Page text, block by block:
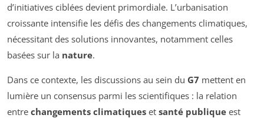
d’initiatives ciblées devient primordiale. L’urbanisation
croissante intensifie les défis des changements climatiques,
nécessitant des solutions innovantes, notamment celles
basées sur la nature.
Dans ce contexte, les discussions au sein du G7 mettent en
lumière un consensus parmi les scientifiques : la relation
entre changements climatiques et santé publique est